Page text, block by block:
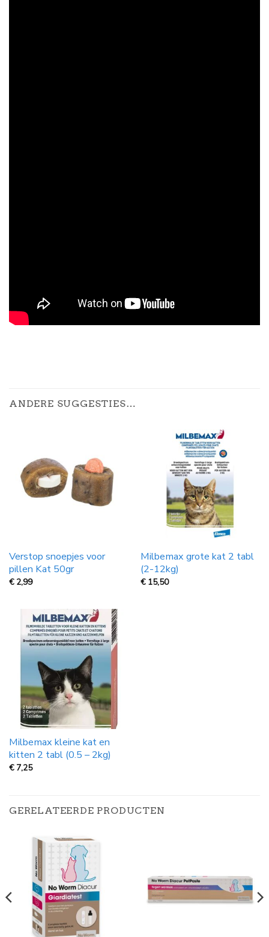
ANDERE SUGGESTIES…
Verstop snoepjes voor
pillen Kat 50gr
€ 2,99
Milbemax grote kat 2 tabl
(2-12kg)
€ 15,50
Milbemax kleine kat en
kitten 2 tabl (0.5 – 2kg)
€ 7,25
GERELATEERDE PRODUCTEN